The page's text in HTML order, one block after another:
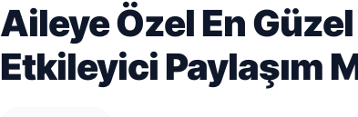
Aileye Özel En
Etkileyici Paylaşım